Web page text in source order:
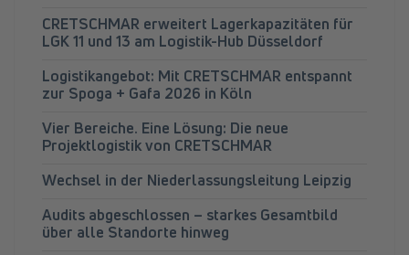
CRETSCHMAR erweitert Lagerkapazitäten für
LGK 11 und 13 am Logistik-Hub Düsseldorf
Logistikangebot: Mit CRETSCHMAR entspannt
zur Spoga + Gafa 2026 in Köln
Vier Bereiche. Eine Lösung: Die neue
Projektlogistik von CRETSCHMAR
Wechsel in der Niederlassungsleitung Leipzig
Audits abgeschlossen – starkes Gesamtbild
über alle Standorte hinweg